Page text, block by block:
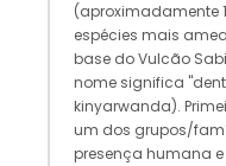
(aproximadamente
espécies mais
base do Vulcão
nome significa
kinyarwanda).
um dos grupos/
presença humana